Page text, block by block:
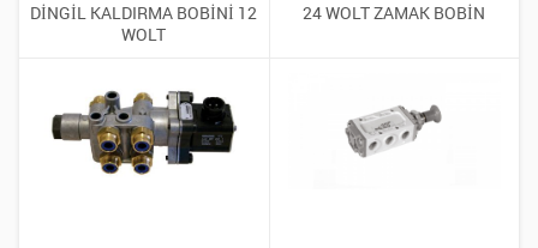
DİNGİL KALDIRMA BOBİNİ 12
WOLT
24 WOLT ZAMAK BOBİN